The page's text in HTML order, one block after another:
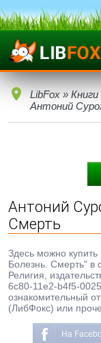
LibFox » Книги
Антоний
Антоний
Смерть
Здесь можно
Болезнь. Смерть"
Религия,
6c80-11e2-b4f5-
ознакомительный
(ЛибФокс) или
На